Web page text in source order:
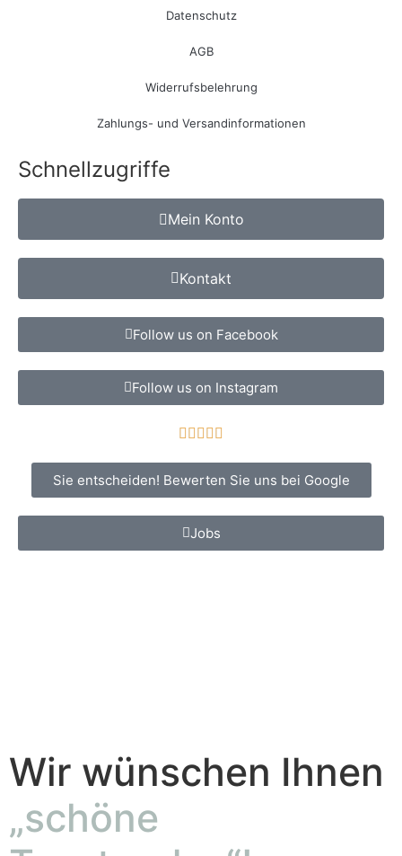
Datenschutz
AGB
Widerrufsbelehrung
Zahlungs- und Versandinformationen
Schnellzugriffe
Mein Konto
Kontakt
Follow us on Facebook
Follow us on Instagram
    
Sie entscheiden! Bewerten Sie uns bei Google
Jobs
Wir wünschen Ihnen
„schöne